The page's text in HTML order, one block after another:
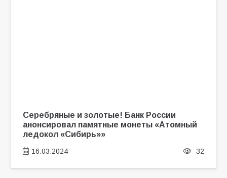
Серебряные и золотые! Банк России
анонсировал памятные монеты «Атомный
ледокол «Сибирь»»
16.03.2024 32